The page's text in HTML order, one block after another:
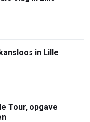
in Lille
Tour, opgave